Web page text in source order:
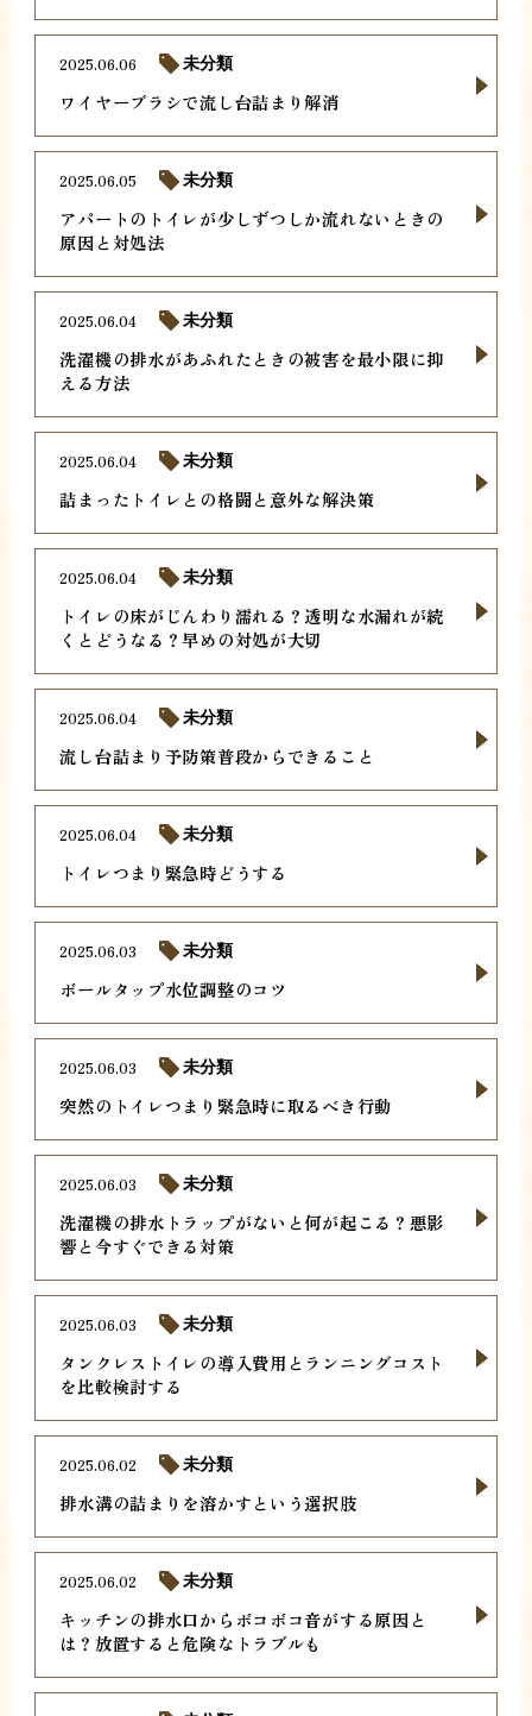
ワイヤーブラシで流し台詰まり解消
2025.06.06 未分類
アパートのトイレが少しずつしか流れないときの
原因と対処法
2025.06.05 未分類
洗濯機の排水があふれたときの被害を最小限に抑
える方法
2025.06.04 未分類
詰まったトイレとの格闘と意外な解決策
2025.06.04 未分類
トイレの床がじんわり濡れる？透明な水漏れが続
くとどうなる？早めの対処が大切
2025.06.04 未分類
流し台詰まり予防策普段からできること
2025.06.04 未分類
トイレつまり緊急時どうする
2025.06.04 未分類
ボールタップ水位調整のコツ
2025.06.03 未分類
突然のトイレつまり緊急時に取るべき行動
2025.06.03 未分類
洗濯機の排水トラップがないと何が起こる？悪影
響と今すぐできる対策
2025.06.03 未分類
タンクレストイレの導入費用とランニングコスト
を比較検討する
2025.06.03 未分類
排水溝の詰まりを溶かすという選択肢
2025.06.02 未分類
キッチンの排水口からボコボコ音がする原因と
は？放置すると危険なトラブルも
2025.06.02 未分類